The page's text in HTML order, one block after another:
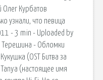
Олег Курбатов
узнали, что певица
- 3 min - Uploaded by
Терешина - Обломки
(OST Битва за
(настоящее имя